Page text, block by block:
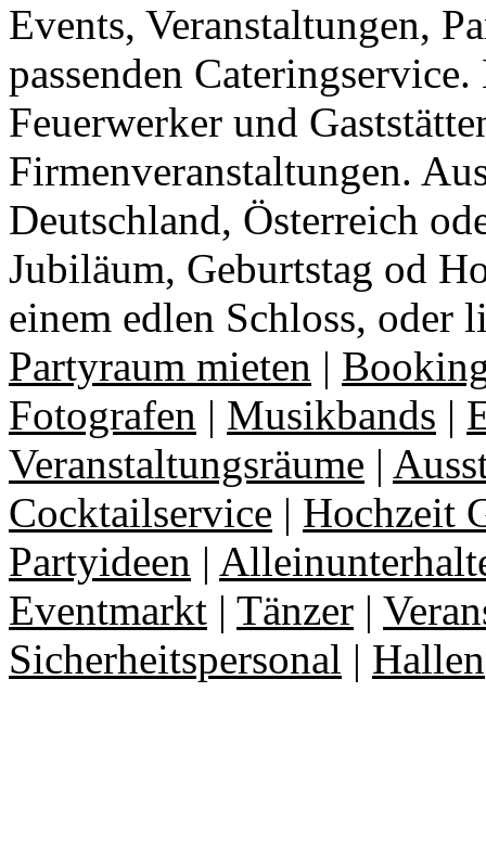
Events, Veranstaltungen,
passenden
Feuerwerker und
Firmenveranstaltungen.
Deutschland, Österreich
Jubiläum, Geburtstag od
einem edlen Schloss, oder
Partyraum mieten |
Fotografen | Musikbands |
Veranstaltungsräume |
Cocktailservice | Hochzeit
Partyideen |
Eventmarkt | Tänzer |
Sicherheitspersonal | Hallen